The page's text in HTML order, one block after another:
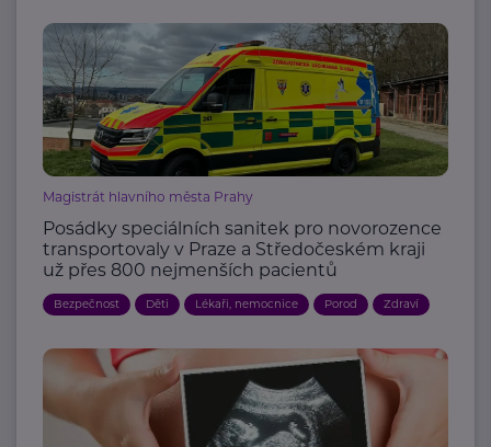
Magistrát hlavního města Prahy
Posádky speciálních sanitek pro novorozence
transportovaly v Praze a Středočeském kraji
už přes 800 nejmenších pacientů
Bezpečnost Děti Lékaři, nemocnice Porod Zdraví